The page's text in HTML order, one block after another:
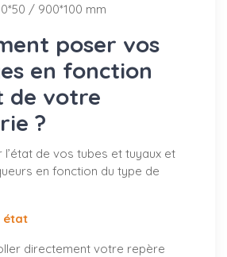
/ 900*100 mm
poser vos
en fonction
de votre
?
l’état de vos tubes et tuyaux et
en fonction du type de
état
directement votre repère